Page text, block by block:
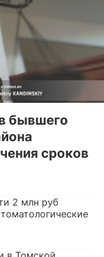
бывшего
сроков
2 млн руб